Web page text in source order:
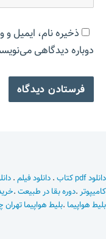
ذخیره نام، ایمیل
دوباره دیدگاهی
دانلود pdf کتاب .دانلود فیلم.
کامیپوتر .دوره بقا در طبیعت.
بلیط هواپیما .بلیط هواپیما تهران